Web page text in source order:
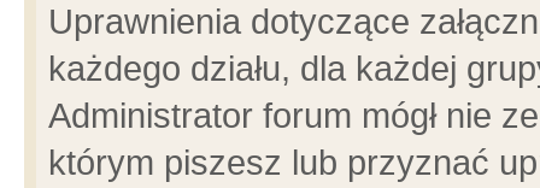
Uprawnienia dotyczące
każdego działu, dla każdej
Administrator forum mógł nie
którym piszesz lub przyznać